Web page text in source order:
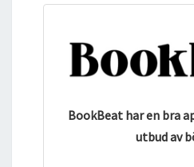
BookBeat har en bra
utbud av